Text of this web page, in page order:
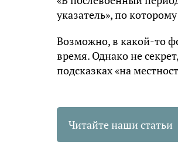
указатель», по
Возможно, в какой-то
время. Однако не
подсказках «на
Читайте наши статьи